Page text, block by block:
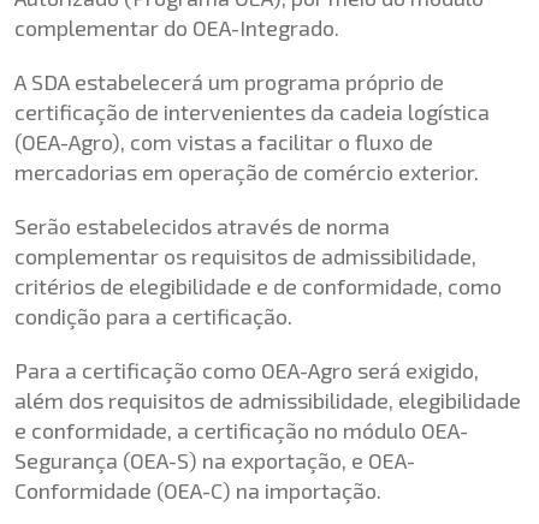
complementar do OEA-Integrado.
A SDA estabelecerá um programa próprio de
certificação de intervenientes da cadeia logística
(OEA-Agro), com vistas a facilitar o fluxo de
mercadorias em operação de comércio exterior.
Serão estabelecidos através de norma
complementar os requisitos de admissibilidade,
critérios de elegibilidade e de conformidade, como
condição para a certificação.
Para a certificação como OEA-Agro será exigido,
além dos requisitos de admissibilidade, elegibilidade
e conformidade, a certificação no módulo OEA-
Segurança (OEA-S) na exportação, e OEA-
Conformidade (OEA-C) na importação.